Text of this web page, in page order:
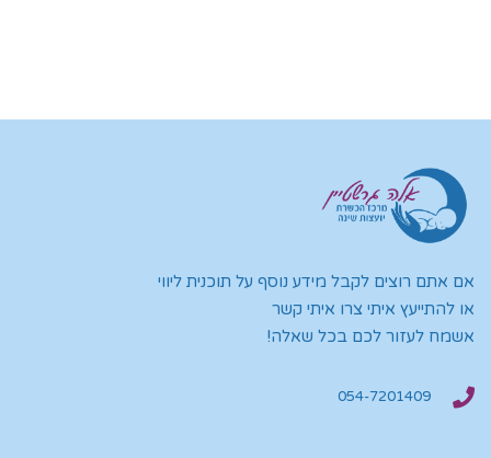
אם אתם רוצים לקבל מידע נוסף על תוכנית ליווי
או להתייעץ איתי צרו איתי קשר
אשמח לעזור לכם בכל שאלה!
054-7201409